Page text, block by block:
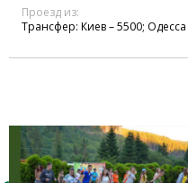
Проезд из:
Трансфер: Киев – 5500;